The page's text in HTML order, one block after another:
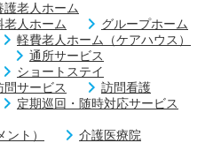
護老人ホーム
老人ホーム
グループホーム
軽費老人ホーム（ケアハウス）
通所サービス
ショートステイ
問サービス
訪問看護
定期巡回・随時対応サービス
ト）
介護医療院